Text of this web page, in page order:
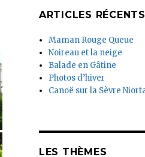
ARTICLES RÉCENTS
Maman Rouge Queue
Noireau et la neige
Balade en Gâtine
Photos d’hiver
Canoë sur la Sèvre
LES THÈMES